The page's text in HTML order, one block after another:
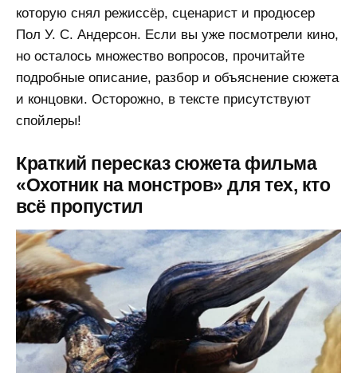
которую снял режиссёр, сценарист и продюсер
Пол У. С. Андерсон. Если вы уже посмотрели кино,
но осталось множество вопросов, прочитайте
подробные описание, разбор и объяснение сюжета
и концовки. Осторожно, в тексте присутствуют
спойлеры!
Краткий пересказ сюжета фильма
«Охотник на монстров» для тех, кто
всё пропустил